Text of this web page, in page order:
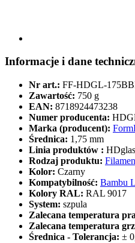
Informacje i dane
Nr art.: FF-HDGL-
Zawartość: 750 g
EAN: 8718924473238
Numer producenta:
Marka (producent):
Średnica: 1,75 mm
Linia produktów :
Rodzaj produktu:
Kolor: Czarny
Kompatybilność: Bambu
Kolory RAL: RAL 9017
System: szpula
Zalecana temperatura
Zalecana temperatura
Średnica - Tolerancja: ±